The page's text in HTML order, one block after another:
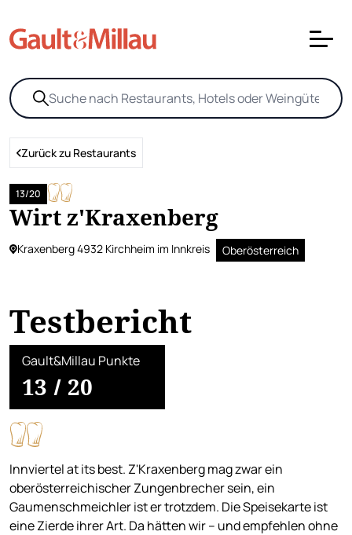
Zurück zu Restaurants
Wirt z'Kraxenberg
13/20
Kraxenberg 4932 Kirchheim im Innkreis Oberösterreich
Testbericht
Gault&Millau Punkte
13 / 20
Innviertel at its best. Z'Kraxenberg mag zwar ein
oberösterreichischer Zungenbrecher sein, ein
Gaumenschmeichler ist er trotzdem. Die Speisekarte ist
eine Zierde ihrer Art. Da hätten wir – und empfehlen ohne